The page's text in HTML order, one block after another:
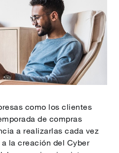
como los clientes
de compras
a realizarlas cada vez
la creación del Cyber